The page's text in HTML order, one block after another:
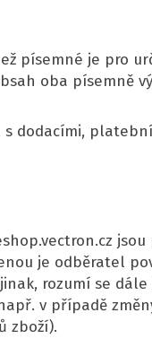
písemné je pro
oba písemně
dodacími,
je odběratel
rozumí se
v případě
zboží).